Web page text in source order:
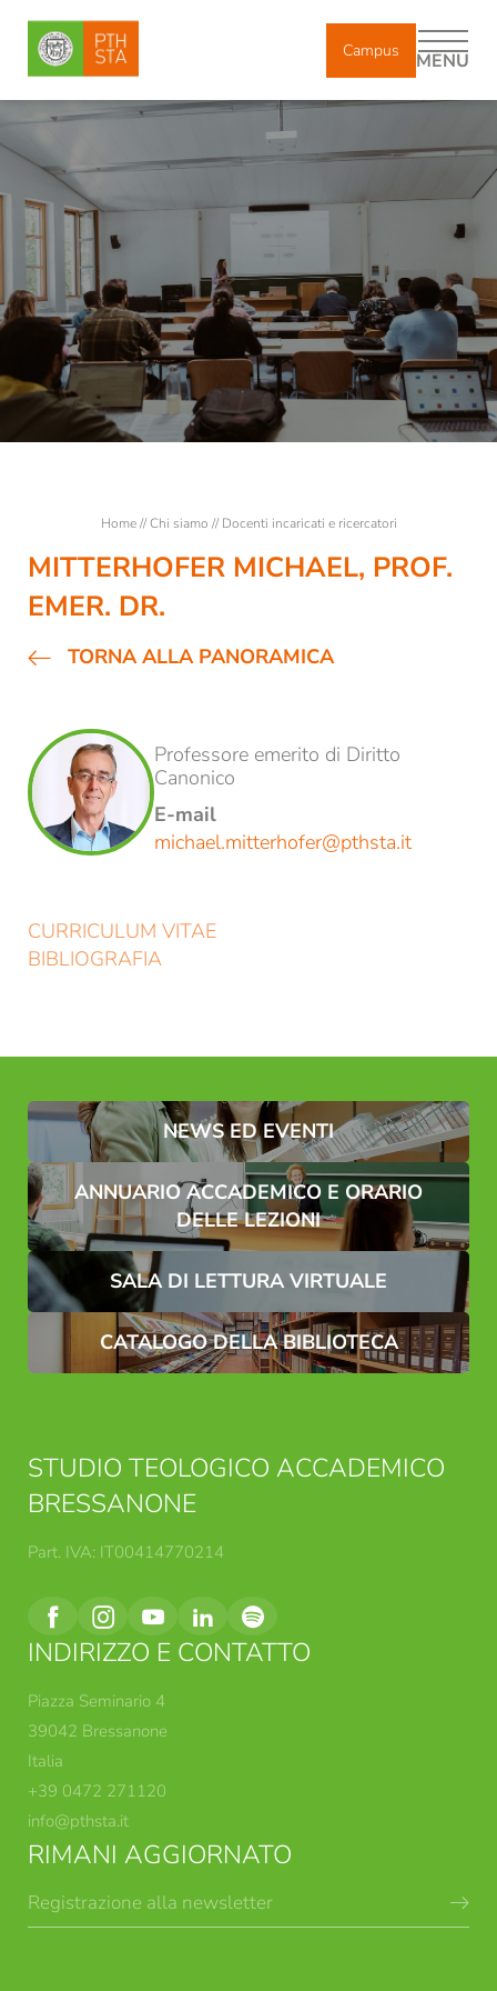
Campus MENU
DE IT EN
Chi siamo
Corpo docente
Docenti incaricati e ricercatori
Collaboratori
Diplomati
Biblioteca
Affitto locali e aule
Contatti e orari di apertura
Studio accademico
Formazione
Home//Chi siamo //Docenti incaricati e ricercatori
MITTERHOFER MICHAEL, PROF.
EMER. DR.
TORNA ALLA PANORAMICA
Professore emerito di Diritto
Canonico
E-mail
michael.mitterhofer@pthsta.it
CURRICULUM VITAE
BIBLIOGRAFIA
NEWS ED EVENTI
ANNUARIO ACCADEMICO E ORARIO
DELLE LEZIONI
SALA DI LETTURA VIRTUALE
CATALOGO DELLA BIBLIOTECA
STUDIO TEOLOGICO ACCADEMICO
BRESSANONE
Part. IVA: IT00414770214
INDIRIZZO E CONTATTO
Piazza Seminario 4
39042 Bressanone
Italia
+39 0472 271120
info@pthsta.it
RIMANI AGGIORNATO
Registrazione alla newsletter
E-mail*
Consenso marketing*
*campi obbligatori
Invia